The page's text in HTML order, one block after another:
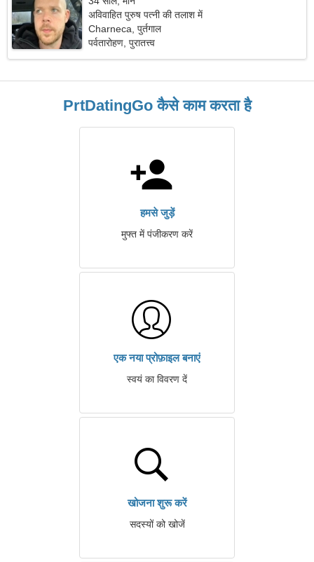
अविवाहित पुरुष पत्नी की तलाश में
Charneca, पुर्तगाल
पर्वतारोहण, पुरातत्त्व
PrtDatingGo कैसे काम करता है
हमसे जुड़ें
मुफ्त में पंजीकरण करें
एक नया प्रोफ़ाइल बनाएं
स्वयं का विवरण दें
खोजना शुरू करें
सदस्यों को खोजें